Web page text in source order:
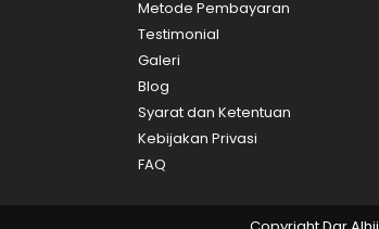
Metode Pembayaran
Testimonial
Galeri
Blog
Syarat dan Ketentuan
Kebijakan Privasi
FAQ